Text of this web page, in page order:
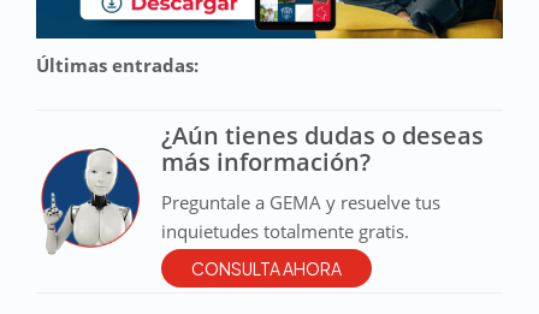
Últimas entradas:
¿Aún tienes dudas o deseas
más información?
Preguntale a GEMA y resuelve tus
inquietudes totalmente gratis.
CONSULTA AHORA